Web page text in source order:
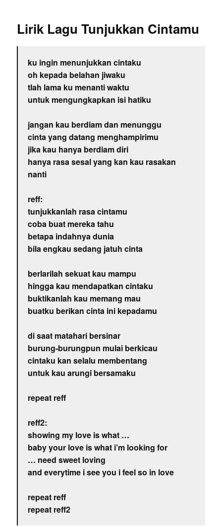
Lirik Lagu Tunjukkan Cintamu
ku ingin menunjukkan cintaku
oh kepada belahan jiwaku
tlah lama ku menanti waktu
untuk mengungkapkan isi hatiku
jangan kau berdiam dan menunggu
cinta yang datang menghampirimu
jika kau hanya berdiam diri
hanya rasa sesal yang kan kau rasakan
nanti
reff:
tunjukkanlah rasa cintamu
coba buat mereka tahu
betapa indahnya dunia
bila engkau sedang jatuh cinta
berlarilah sekuat kau mampu
hingga kau mendapatkan cintaku
buktikanlah kau memang mau
buatku berikan cinta ini kepadamu
di saat matahari bersinar
burung-burungpun mulai berkicau
cintaku kan selalu membentang
untuk kau arungi bersamaku
repeat reff
reff2:
showing my love is what …
baby your love is what i’m looking for
… need sweet loving
and everytime i see you i feel so in love
repeat reff
repeat reff2